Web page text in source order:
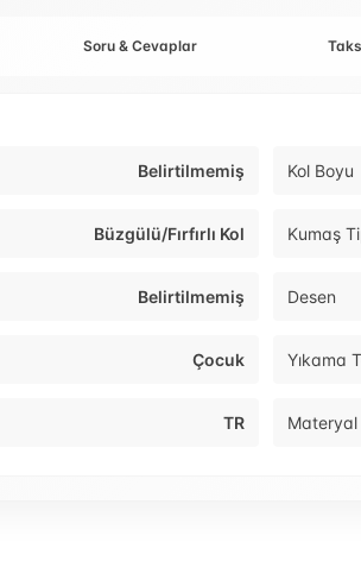
Soru & Cevaplar
Belirtilmemiş Kol Boyu
Büzgülü/Fırfırlı Kol Kumaş
Belirtilmemiş Desen
Çocuk Yıkama
TR Materyal